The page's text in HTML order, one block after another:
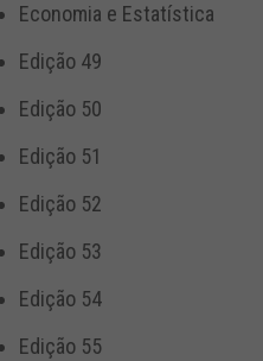
Economia e Estatística
Edição 49
Edição 50
Edição 51
Edição 52
Edição 53
Edição 54
Edição 55